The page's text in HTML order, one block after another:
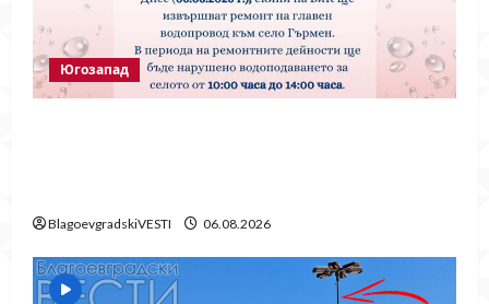
Югозапад
BlagoevgradskiVESTI 06.08.2026